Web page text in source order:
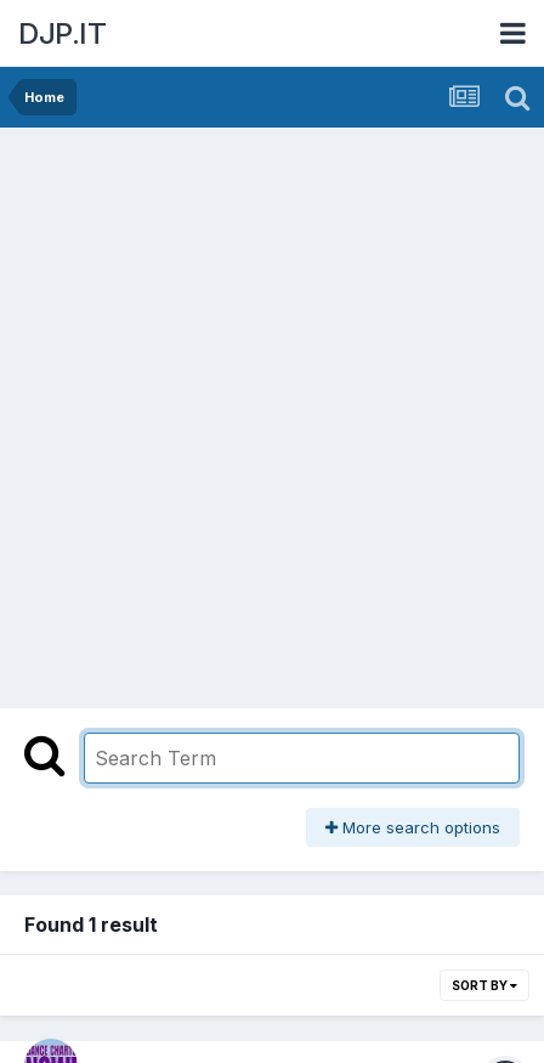
DJP.IT
Home
More search options
Found 1 result
SORT BY